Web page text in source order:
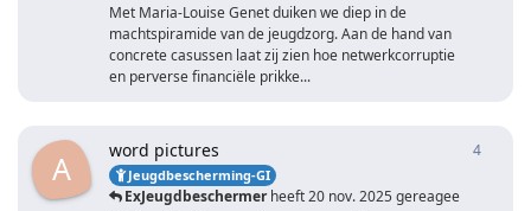
Met Maria-Louise Genet duiken we diep in de
machtspiramide van de jeugdzorg. Aan de hand van
concrete casussen laat zij zien hoe netwerkcorruptie
en perverse financiële prikke...
A word pictures
Jeugdbescherming-GI
ExJeugdbeschermerheeft20 nov. 2025gereageerd
4